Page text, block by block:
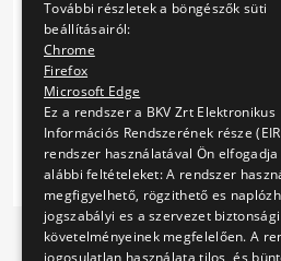
LETÖLTHETŐ
Ajánlati felhívás
További részletek a böngészők süti
beállításairól:
Chrome
Firefox
Microsoft Edge
Ez a rendszer a BKV Zrt Elektronikus
Információs Rendszerének része
rendszer használatával Ön elfogadja
alábbi feltételeket: A rendszer
megfigyelhető, rögzithető es
jogszabályi es a szervezet biztonsági
követelményeinek megfelelően. A
jogosulatlan használata tilos, és